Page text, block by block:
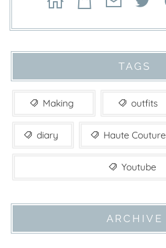
TAGS
Making outfits
diary Haute Couture
Youtube
ARCHIVE